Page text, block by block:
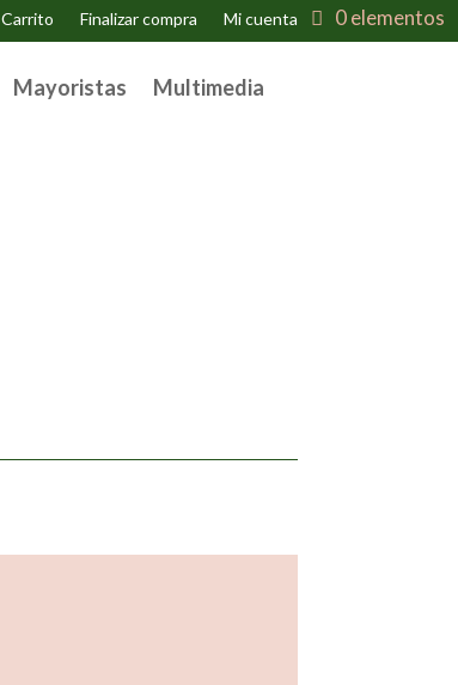
Carrito Finalizar compra Mi cuenta 0 elementos
Mayoristas Multimedia